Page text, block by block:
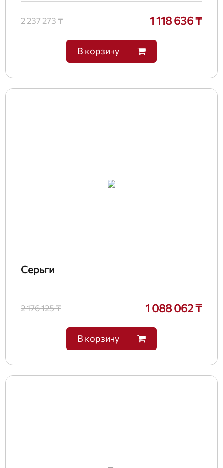
2 237 273 ₸ 1 118 636 ₸
В корзину
Серьги
2 176 125 ₸ 1 088 062 ₸
В корзину